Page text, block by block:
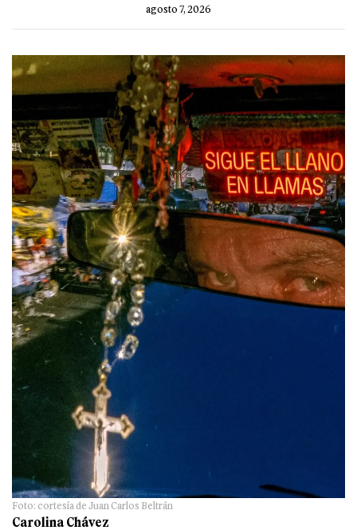
agosto 7, 2026
Foto: cortesía de Juan Carlos Beltrán
Carolina Chávez